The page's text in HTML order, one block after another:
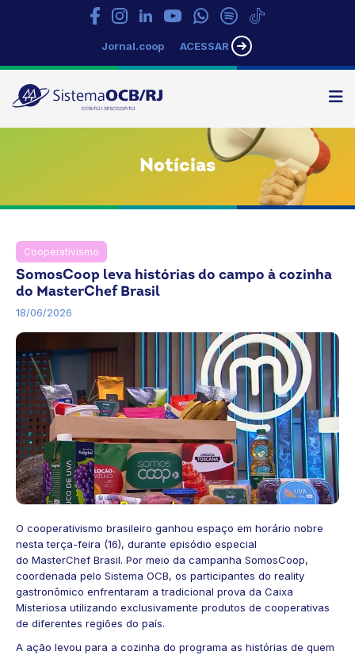
Jornal.coop ACESSAR
Sistema
OCB/RJ
Notícias
Cooperativismo
SomosCoop leva histórias do campo à cozinha
do MasterChef Brasil
18/06/2026
O cooperativismo brasileiro ganhou espaço em horário nobre
nesta terça-feira (16), durante episódio especial
do MasterChef Brasil. Por meio da campanha SomosCoop,
coordenada pelo Sistema OCB, os participantes do reality
gastronômico enfrentaram a tradicional prova da Caixa
Misteriosa utilizando exclusivamente produtos de cooperativas
de diferentes regiões do país.
A ação levou para a cozinha do programa as histórias de quem